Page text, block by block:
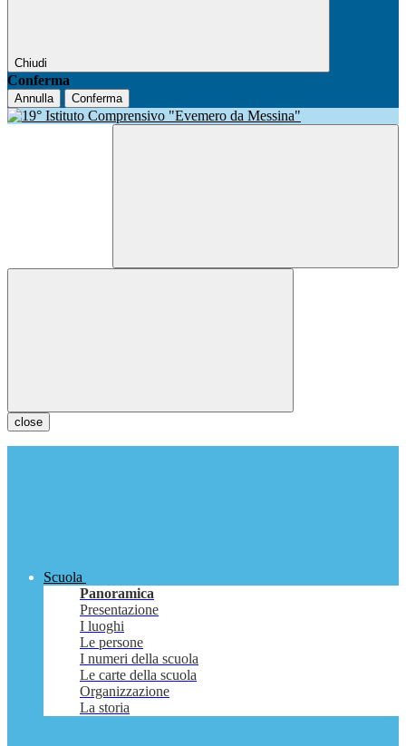
Chiudi
Conferma
Annulla Conferma
close
Scuola
Panoramica
Presentazione
I luoghi
Le persone
I numeri della scuola
Le carte della scuola
Organizzazione
La storia